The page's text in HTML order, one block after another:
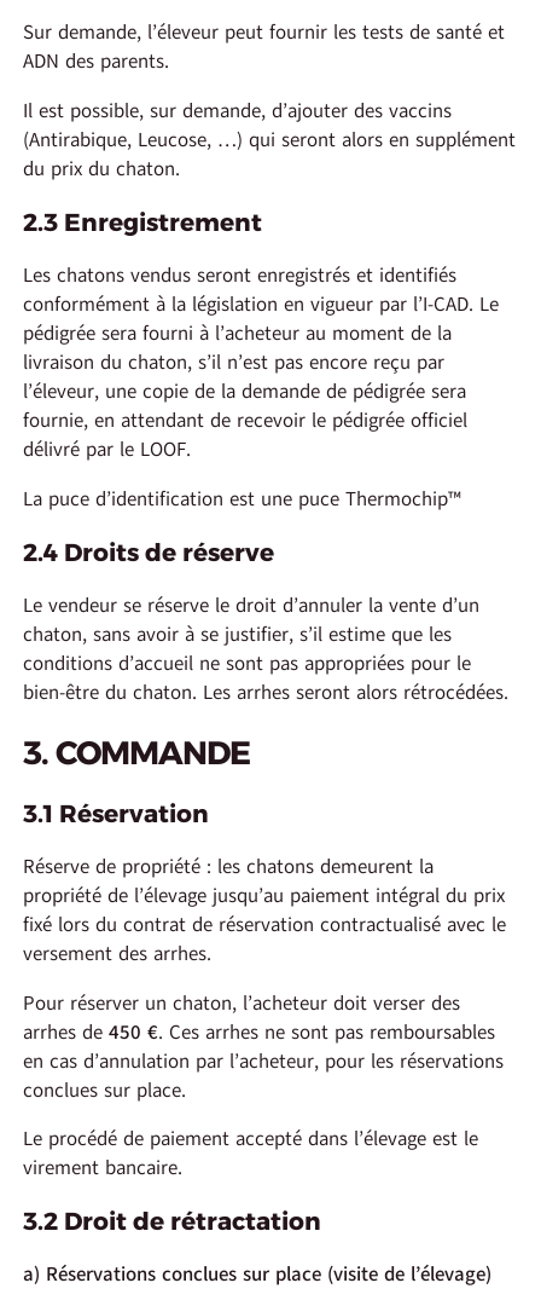
Sur demande, l’éleveur peut fournir les tests de santé et
ADN des parents.
Il est possible, sur demande, d’ajouter des vaccins
(Antirabique, Leucose, …) qui seront alors en supplément
du prix du chaton.
2.3 Enregistrement
Les chatons vendus seront enregistrés et identifiés
conformément à la législation en vigueur par l’I-CAD. Le
pédigrée sera fourni à l’acheteur au moment de la
livraison du chaton, s’il n’est pas encore reçu par
l’éleveur, une copie de la demande de pédigrée sera
fournie, en attendant de recevoir le pédigrée officiel
délivré par le LOOF.
La puce d’identification est une puce Thermochip™
2.4 Droits de réserve
Le vendeur se réserve le droit d’annuler la vente d’un
chaton, sans avoir à se justifier, s’il estime que les
conditions d’accueil ne sont pas appropriées pour le
bien-être du chaton. Les arrhes seront alors rétrocédées.
3. COMMANDE
3.1 Réservation
Réserve de propriété : les chatons demeurent la
propriété de l’élevage jusqu’au paiement intégral du prix
fixé lors du contrat de réservation contractualisé avec le
versement des arrhes.
Pour réserver un chaton, l’acheteur doit verser des
arrhes de450 €. Ces arrhes ne sont pas remboursables
en cas d’annulation par l’acheteur, pour les réservations
conclues sur place.
Le procédé de paiement accepté dans l’élevage est le
virement bancaire.
3.2 Droit de rétractation
a) Réservations conclues sur place (visite de l’élevage)